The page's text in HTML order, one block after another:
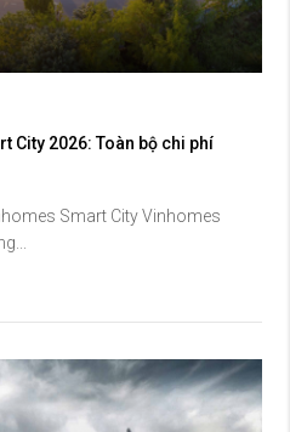
City 2026: Toàn bộ chi phí
Smart City Vinhomes